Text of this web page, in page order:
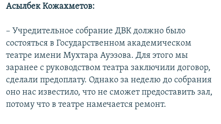
Асылбек Кожахметов:
– Учредительное собрание ДВК должно было
состояться в Государственном академическом
театре имени Мухтара Ауэзова. Для этого мы
заранее с руководством театра заключили договор,
сделали предоплату. Однако за неделю до собрания
оно нас известило, что не сможет предоставить зал,
потому что в театре намечается ремонт.